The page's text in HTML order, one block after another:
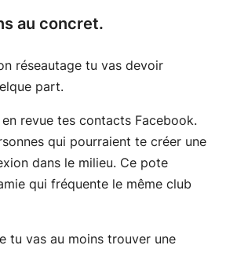
au concret.
réseautage tu vas devoir
part.
en revue tes contacts Facebook.
qui pourraient te créer une
dans le milieu. Ce pote
qui fréquente le même club
tu vas au moins trouver une